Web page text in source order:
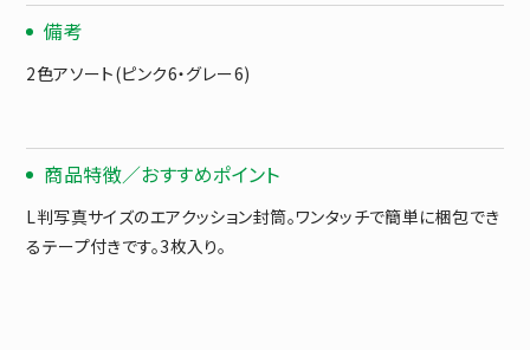
備考
2色アソート(ピンク6・グレー6)
商品特徴／おすすめポイント
L判写真サイズのエアクッション封筒。ワンタッチで簡単に梱包でき
るテープ付きです。3枚入り。